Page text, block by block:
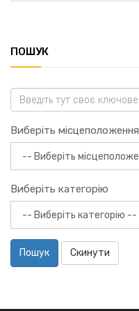
ПОШУК
Виберіть місцеположення
Виберіть категорію
Пошук Скинути